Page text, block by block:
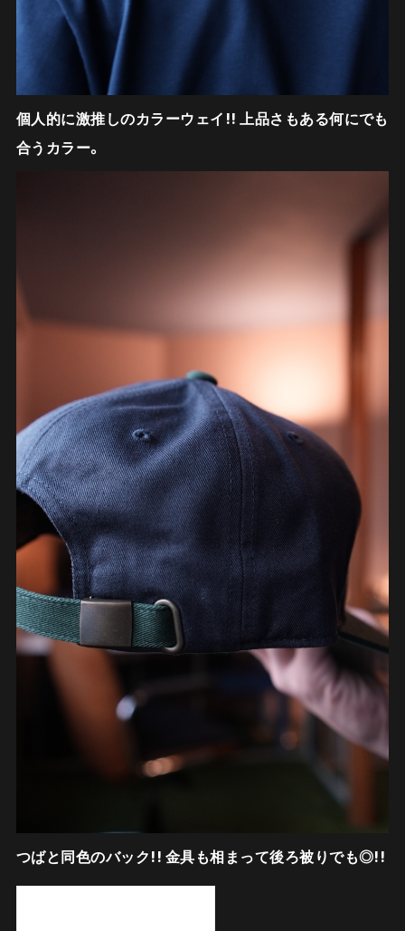
個人的に激推しのカラーウェイ!! 上品さもある何にでも
合うカラー。
つばと同色のバック!! 金具も相まって後ろ被りでも◎!!